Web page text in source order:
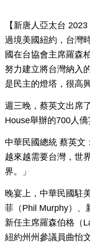
【新唐人亞太台
過境美國紐約，台灣
國在台協會主席羅森
努力建立將台灣納入
是民主的燈塔，很高
週三晚，蔡英文出席
House舉辦的700人僑
中華民國總統 蔡英文
越來越需要台灣，世
界。」
晚宴上，中華民國駐
菲（Phil Murphy）、
新任主席羅森伯格（
紐約州州參議員曲怡